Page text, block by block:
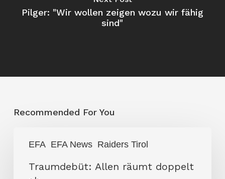
Pilger: "Wir wollen zeigen wozu wir fähig
sind"
Recommended For You
EFA EFA News Raiders Tirol
Allen
räumtTraumdebüt: Allen räumt doppelt